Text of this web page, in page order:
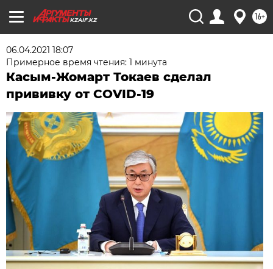
KZAIF.KZ 16+
06.04.2021 18:07
Примерное время чтения: 1 минута
Касым-Жомарт Токаев сделал
прививку от COVID-19